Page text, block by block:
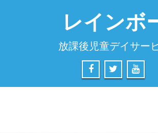
レインボ
放課後児童デイサー